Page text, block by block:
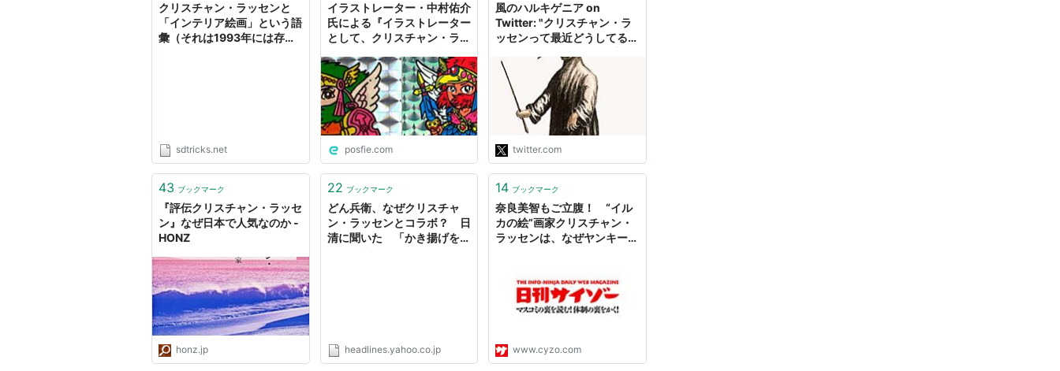
クリスチャン・ラッセンと
「インテリア絵画」という語
彙（それは1993年には存在
sdtricks.net
イラストレーター・中村佑介
氏による『イラストレーター
として、クリスチャン・ラッ
posfie.com
風のハルキゲニア on
Twitter: "クリスチャン・ラ
ッセンって最近どうしてるの
警備員をナイフで脅し、木彫
りの象で隣人の車の窓を破
壊、元恋人の家に侵入して逮
捕され、4年間の保護観察処
分を受けていた。だから最近
来日してないのか。
https://t.co/GhkEdIflZB"
twitter.com
43 ブックマーク
『評伝クリスチャン・ラッセ
ン』なぜ日本で人気なのか -
HONZ
honz.jp
22 ブックマーク
どん兵衛、なぜクリスチャ
ン・ラッセンとコラボ？ 日
清に聞いた 「かき揚げを
headlines.yahoo.co.jp
14 ブックマーク
奈良美智もご立腹！ “イル
カの絵”画家クリスチャン・
ラッセンは、なぜヤンキーに
www.cyzo.com